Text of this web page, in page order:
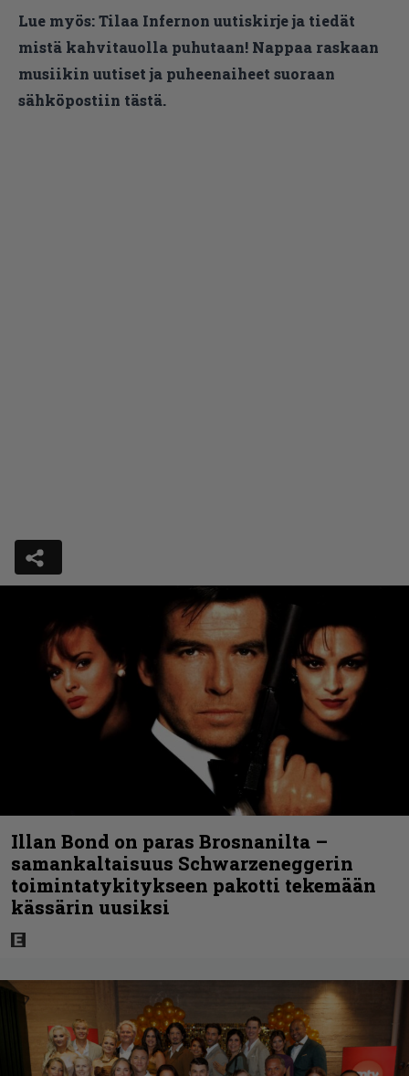
Lue myös:Tilaa Infernon uutiskirje ja tiedät
mistä kahvitauolla puhutaan! Nappaa raskaan
musiikin uutiset ja puheenaiheet suoraan
sähköpostiin tästä.
Illan Bond on paras Brosnanilta –
samankaltaisuus Schwarzeneggerin
toimintatykitykseen pakotti tekemään
kässärin uusiksi